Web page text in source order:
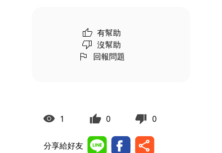
有幫助
沒幫助
回報問題
1 0 0
分享給好友